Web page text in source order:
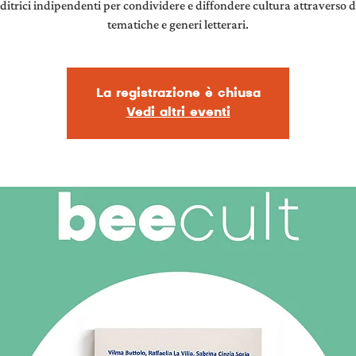
indipendenti per condividere e diffondere cultura attraverso
tematiche e generi letterari.
La registrazione è chiusa
Vedi altri eventi